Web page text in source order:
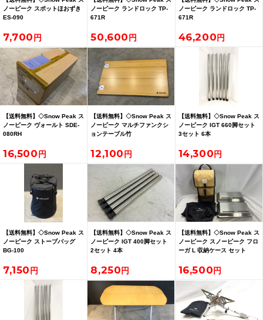
ノーピーク スポットほおずき
ES-090
7,700
ノーピーク ランドロック TP-
671R
50,600
ノーピーク ランドロック TP-
671R
46,200
【送料無料】◇Snow Peak ス
ノーピーク ヴォールト SDE-
080RH
16,500
【送料無料】◇Snow Peak ス
ノーピーク マルチファンクシ
ョンテーブル竹
12,100
【送料無料】◇Snow Peak ス
ノーピーク IGT 660脚セット
3セット 6本
14,300
【送料無料】◇Snow Peak ス
ノーピーク ストーブバッグ
BG-100
7,150
【送料無料】◇Snow Peak ス
ノーピーク IGT 400脚セット
2セット 4本
8,250
【送料無料】◇Snow Peak ス
ノーピーク スノーピーク フロ
ーガ L 収納ケース セット
16,500